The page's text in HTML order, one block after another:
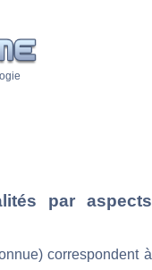
par aspects
correspondent à